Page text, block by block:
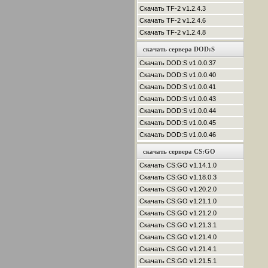
Скачать TF-2 v1.2.4.3
Скачать TF-2 v1.2.4.6
Скачать TF-2 v1.2.4.8
скачать сервера DOD:S
Скачать DOD:S v1.0.0.37
Скачать DOD:S v1.0.0.40
Скачать DOD:S v1.0.0.41
Скачать DOD:S v1.0.0.43
Скачать DOD:S v1.0.0.44
Скачать DOD:S v1.0.0.45
Скачать DOD:S v1.0.0.46
скачать сервера CS:GO
Скачать CS:GO v1.14.1.0
Скачать CS:GO v1.18.0.3
Скачать CS:GO v1.20.2.0
Скачать CS:GO v1.21.1.0
Скачать CS:GO v1.21.2.0
Скачать CS:GO v1.21.3.1
Скачать CS:GO v1.21.4.0
Скачать CS:GO v1.21.4.1
Скачать CS:GO v1.21.5.1